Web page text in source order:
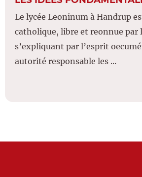
Le lycée Leoninum à Handrup
catholique, libre et reonnue par
s’expliquant par l’esprit
autorité responsable les ...